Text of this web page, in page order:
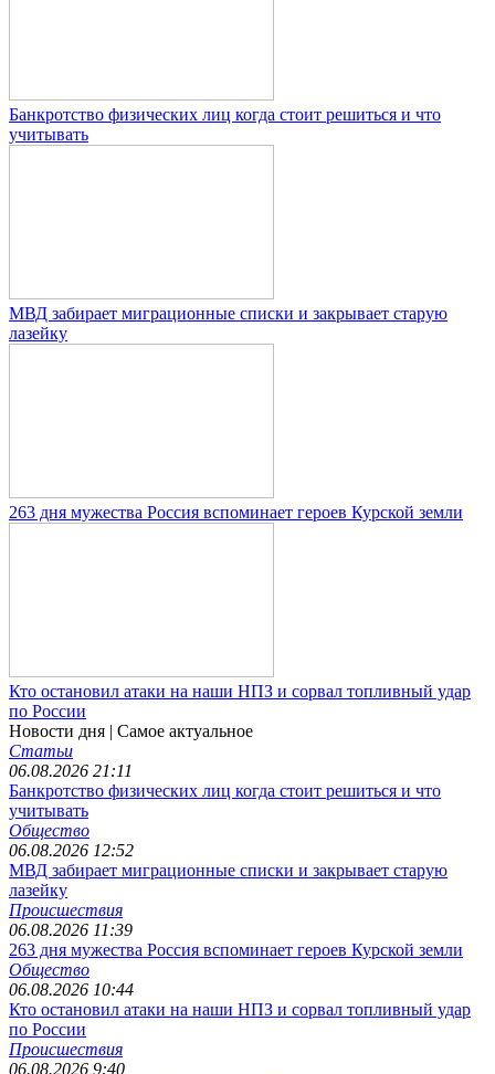
Банкротство физических лиц когда стоит решиться и что
учитывать
МВД забирает миграционные списки и закрывает старую
лазейку
263 дня мужества Россия вспоминает героев Курской земли
Кто остановил атаки на наши НПЗ и сорвал топливный удар
по России
Новости дня | Самое актуальное
Статьи
06.08.2026 21:11
Банкротство физических лиц когда стоит решиться и что
учитывать
Общество
06.08.2026 12:52
МВД забирает миграционные списки и закрывает старую
лазейку
Происшествия
06.08.2026 11:39
263 дня мужества Россия вспоминает героев Курской земли
Общество
06.08.2026 10:44
Кто остановил атаки на наши НПЗ и сорвал топливный удар
по России
Происшествия
06.08.2026 9:40